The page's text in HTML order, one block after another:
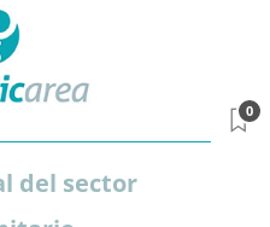
del sector
0